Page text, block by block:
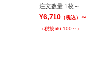
注文数量 1枚～
¥6,710 （税込） ～
（税抜 ¥6,100～）